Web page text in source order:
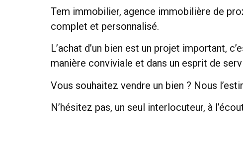
Tem immobilier, agence immobilière de
complet et personnalisé.
L’achat d’un bien est un projet important,
manière conviviale et dans un esprit de
Vous souhaitez vendre un bien ? Nous
N’hésitez pas, un seul interlocuteur, à